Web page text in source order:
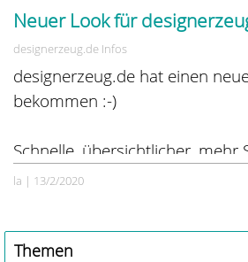
Neuer Look für
designerzeug.de Infos
designerzeug.de hat einen
bekommen :-)
Schnelle, übersichtlicher, mehr
das war das Ziel der
neu, was ist weg, was bleibt?
la | 13/2/2020
Themen